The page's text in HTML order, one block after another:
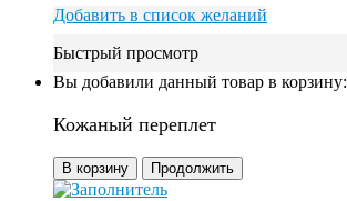
Добавить в список желаний
Быстрый просмотр
Вы добавили данный товар в корзину:
Кожаный переплет
В корзину Продолжить